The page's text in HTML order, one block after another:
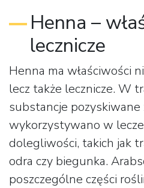
Henna –
lecznicze
Henna ma właściwości
lecz także lecznicze. W
substancje pozyskiwane
wykorzystywano w
dolegliwości, takich jak
odra czy biegunka.
poszczególne części